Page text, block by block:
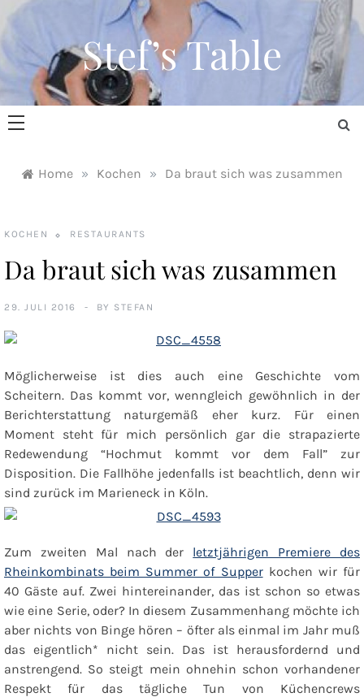
Skip
content
Stef’s Table
Home » Kochen » Da braut sich was zusammen
KOCHEN RESTAURANTS
Da braut sich was zusammen
29. JULI 2016 BY STEFAN
Möglicherweise ist dies auch eine Geschichte vom
Scheitern. Das kommt vor, wenngleich gewöhnlich in der
Berichterstattung naturgemäß eher kurz. Für einen
Moment steht für mich persönlich gar die strapazierte
Redewendung “Hochmut kommt vor dem Fall” zur
Disposition. Die Fallhöhe jedenfalls ist beachtlich, denn wir
sind zurück im Marieneck in Köln.
Zum zweiten Mal nach der letztjährigen Premiere des
Rheinkombinats beim Summer of Supperkochen wir für
40 Gäste auf. Zwei hintereinander, das ist schon so etwas
wie eine Serie, oder? In diesem Zusammenhang möchte ich
aber nichts von Binge hören – öfter als einmal im Jahr muß
das eigentlich* nicht sein. Das ist herausfordernd und
anstrengend. So steigt mein ohnehin schon vorhandener
Respekt für das tägliche Tun von Küchencrews